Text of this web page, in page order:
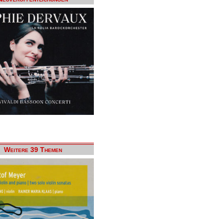
Weitere 39 Themen